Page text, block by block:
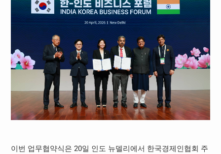
이번 업무협약식은 20일 인도 뉴델리에서 한국경제인협회 주